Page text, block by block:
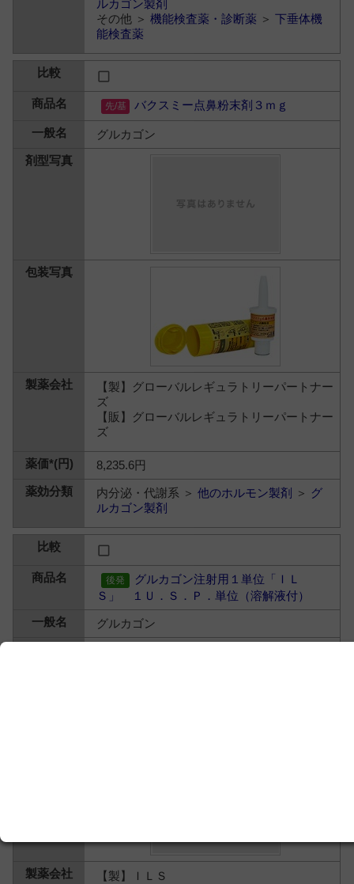
ルカゴン製剤
その他 ＞機能検査薬・診断薬 ＞下垂体機
能検査薬
バクスミー点鼻粉末剤３ｍｇ
グルカゴン
【製】グローバルレギュラトリーパートナー
ズ
【販】グローバルレギュラトリーパートナー
ズ
8,235.6円
内分泌・代謝系 ＞他のホルモン製剤 ＞ グ
ルカゴン製剤
グルカゴン注射用１単位「ＩＬ
Ｓ」 １Ｕ．Ｓ．Ｐ．単位（溶解液付）
グルカゴン
【製】ＩＬＳ